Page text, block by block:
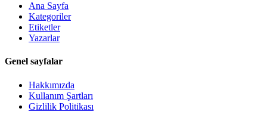
Ana Sayfa
Kategoriler
Etiketler
Yazarlar
Genel sayfalar
Hakkımızda
Kullanım Şartları
Gizlilik Politikası